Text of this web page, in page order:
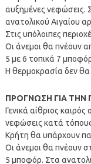
αυξημένες νεφώσεις.
ανατολικού Αιγαίου
Στις υπόλοιπες
Οι άνεμοι θα πνέουν
5 με 6 τοπικά 7
Η θερμοκρασία δεν θα
ΠΡΟΓΝΩΣΗ ΓΙΑ ΤΗΝ
Γενικά αίθριος
νεφώσεις κατά
Κρήτη θα υπάρχουν
Οι άνεμοι θα πνέουν
5 μποφόρ. Στα